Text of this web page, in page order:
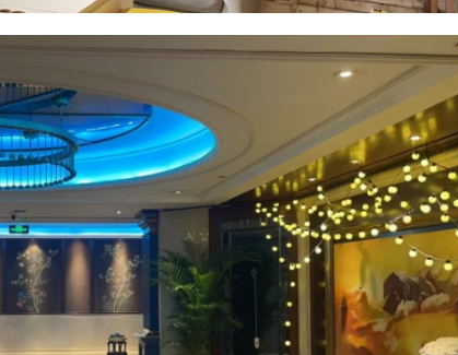
2025/8/22
给undefined打赏
2 元 5 元 10 元
20 自定义
付费内容
6位以上